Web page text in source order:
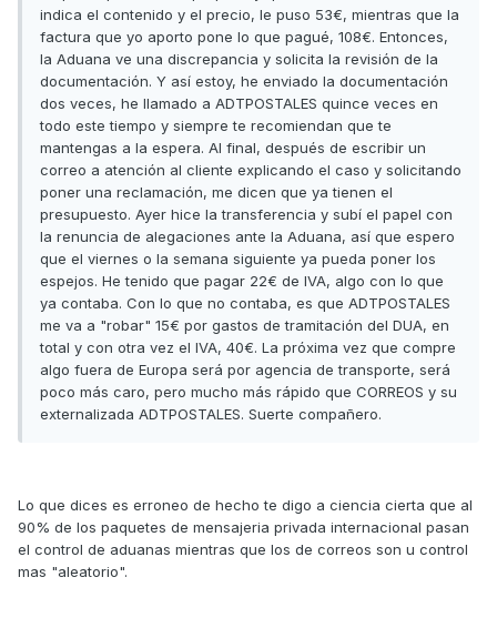
indica el contenido y el precio, le puso 53€, mientras que la
factura que yo aporto pone lo que pagué, 108€. Entonces,
la Aduana ve una discrepancia y solicita la revisión de la
documentación. Y así estoy, he enviado la documentación
dos veces, he llamado a ADTPOSTALES quince veces en
todo este tiempo y siempre te recomiendan que te
mantengas a la espera. Al final, después de escribir un
correo a atención al cliente explicando el caso y solicitando
poner una reclamación, me dicen que ya tienen el
presupuesto. Ayer hice la transferencia y subí el papel con
la renuncia de alegaciones ante la Aduana, así que espero
que el viernes o la semana siguiente ya pueda poner los
espejos. He tenido que pagar 22€ de IVA, algo con lo que
ya contaba. Con lo que no contaba, es que ADTPOSTALES
me va a "robar" 15€ por gastos de tramitación del DUA, en
total y con otra vez el IVA, 40€. La próxima vez que compre
algo fuera de Europa será por agencia de transporte, será
poco más caro, pero mucho más rápido que CORREOS y su
externalizada ADTPOSTALES. Suerte compañero.
Lo que dices es erroneo de hecho te digo a ciencia cierta que al
90% de los paquetes de mensajeria privada internacional pasan
el control de aduanas mientras que los de correos son u control
mas "aleatorio".